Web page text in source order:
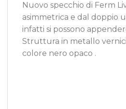
Nuovo specchio di Ferm
asimmetrica e dal doppio
infatti si possono
Struttura in metallo
colore nero opaco .